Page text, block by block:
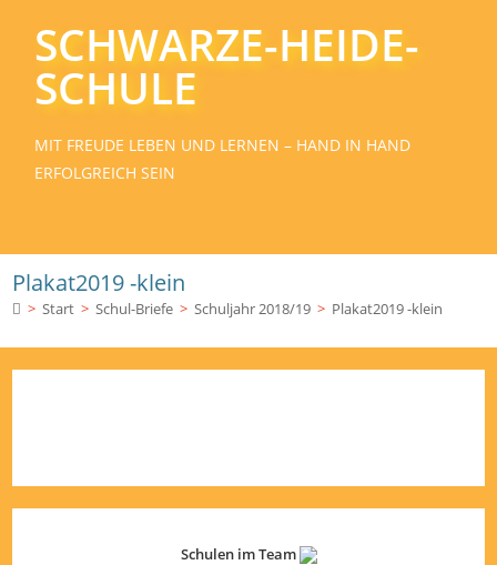
SCHWARZE-HEIDE-
SCHULE
MIT FREUDE LEBEN UND LERNEN – HAND IN HAND
ERFOLGREICH SEIN
Plakat2019 -klein
> Start > Schul-Briefe > Schuljahr 2018/19 > Plakat2019 -klein
Schulen im Team